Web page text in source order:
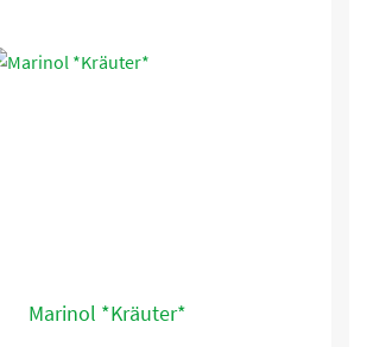
Marinol *Kräuter*